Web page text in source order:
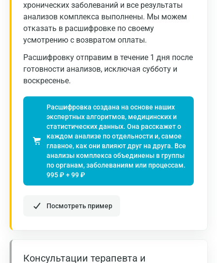
хронических заболеваний и все результаты
анализов комплекса выполнены. Мы можем
отказать в расшифровке по своему
усмотрению с возвратом оплаты.
Расшифровку отправим в течение 1 дня после
готовности анализов, исключая субботу и
воскресенье.
Расшифровка создана на основе наших
экспертных алгоритмов, медицинских и
статистических данных. Она расскажет о
каждом анализе по отдельности и, самое
главное, как они влияют друг на друга. Все
анализы комплекса объединены в группы
по органам, заболеваниям или процессам.
995 ₽ + 99 ₽
Посмотреть пример
Консультации терапевта и
Вологда
Воронеж
Всеволожск
Гатчина
Геленджик
Дзержинск
Дзержинский
Дмитров
Долгопрудный